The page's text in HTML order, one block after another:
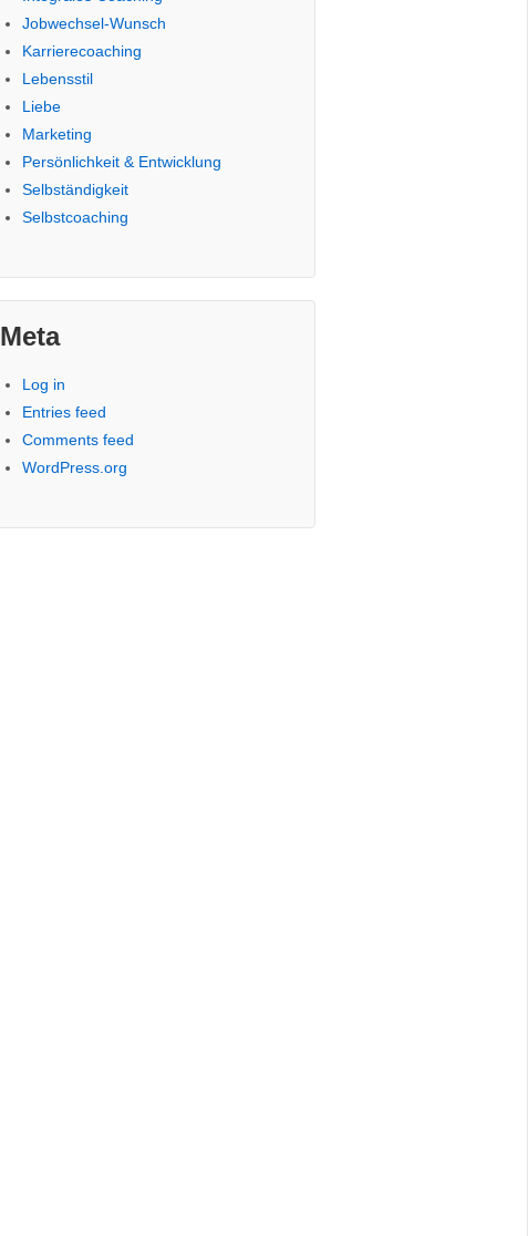
Jobwechsel-Wunsch
Karrierecoaching
Lebensstil
Liebe
Marketing
Persönlichkeit & Entwicklung
Selbständigkeit
Selbstcoaching
Meta
Log in
Entries feed
Comments feed
WordPress.org